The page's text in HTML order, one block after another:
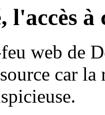
l'accès
web de
car